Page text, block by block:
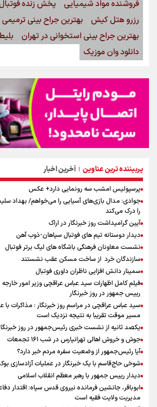
پربیننده ترین عناوین | آخرین اخبار
پرسپولیس امشب سه رونمایی دارد+ عکس
جوادی: مدال بازی‌های آسیایی را می‌خواهم/ بهداد
را درک می‌کند
آیین گرامیداشت روز خبرنگار در اراک
دیدار دوستانه تیم های فوتبال سپاهان-ذوب آهن
نشست معاونان فرهنگی باشگاه های لیگ برتر فوتبال
سازندگان خرد از ساخت مسکن عقب نشستند
سمینار دانش افزایی ناظران داوری فوتبال
فیلم کامل اظهارات سید عباس عراقچی وزیر امور
رییس جمهور در روز خبرنگار
سید عباس عراقچی در مراسم روز خبرنگار : مذاکرات با
مسیر موقت تقریبا به نتیجه نزدیک است
یکصد ثانیه از نشست خبری رئیس‌جمهور در روز خبرنگار
جوش و خروش اهالی تهرانپارس در شب ۱۶۱ تجمعات
آیا رئیس‌جمهور از وضعیت سفره مردم خبر دارد؟
شوخی حاج‌قاسم با یک خبرنگار در عملیات آزادسازی
دیدار رییس جمهور با رهبر معظم انقلاب اسلامی
ابوباقر، جانشین فرمانده نیروی قدس سپاه: اقتدار
مدیریت ولایت فقیه است
فروشنده مواد شیمیایی
پخش زنده
رزرو هتل کیش
بهترین جراح بینی ترمیمی
بهترین جراح بینی استخوانی در تهران
دانلود وان موزیک